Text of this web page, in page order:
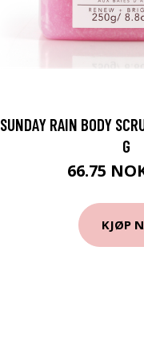
SUNDAY RAIN BODY
G
66.75
KJØP